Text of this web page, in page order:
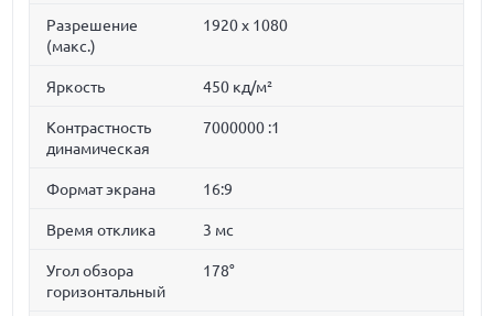
Разрешение
(макс.)
1920 x 1080
Яркость 450 кд/м²
Контрастность
динамическая
7000000 :1
Формат экрана 16:9
Время отклика 3 мс
Угол обзора
горизонтальный
178°